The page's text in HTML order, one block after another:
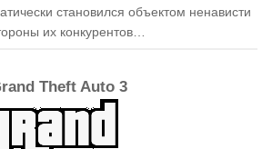
становился объектом ненависти
их конкурентов…
Theft Auto 3